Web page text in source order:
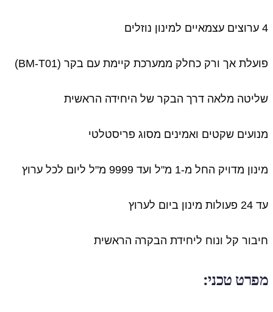
4 ערוצים עצמאיים למינון נוזלים
פועלת אך ורק כחלק ממערכת קיימת עם בקר (BM-T01)
שליטה מלאה דרך הבקר של היחידה הראשית
מנועים שקטים ואמינים מסוג פריסטלטי
מינון מדויק החל מ-1 מ"ל ועד 9999 מ"ל ליום לכל ערוץ
עד 24 פעולות מינון ביום לערוץ
חיבור קל ונוח ליחידת הבקרה הראשית
מפרט טכני: